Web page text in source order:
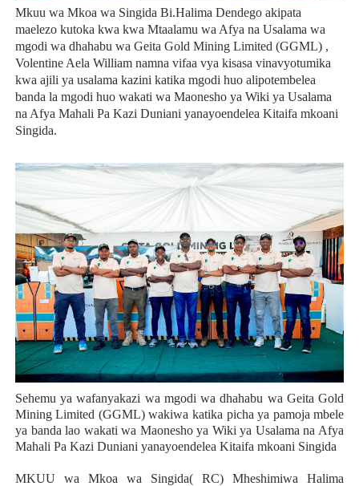
Mkuu wa Mkoa wa Singida Bi.Halima Dendego akipata
maelezo kutoka kwa kwa Mtaalamu wa Afya na Usalama wa
mgodi wa dhahabu wa Geita Gold Mining Limited (GGML) ,
Volentine Aela William namna vifaa vya kisasa vinavyotumika
kwa ajili ya usalama kazini katika mgodi huo alipotembelea
banda la mgodi huo wakati wa Maonesho ya Wiki ya Usalama
na Afya Mahali Pa Kazi Duniani yanayoendelea Kitaifa mkoani
Singida.
Sehemu ya wafanyakazi wa mgodi wa dhahabu wa Geita Gold
Mining Limited (GGML) wakiwa katika picha ya pamoja mbele
ya banda lao wakati wa Maonesho ya Wiki ya Usalama na Afya
Mahali Pa Kazi Duniani yanayoendelea Kitaifa mkoani Singida
MKUU wa Mkoa wa Singida( RC) Mheshimiwa Halima